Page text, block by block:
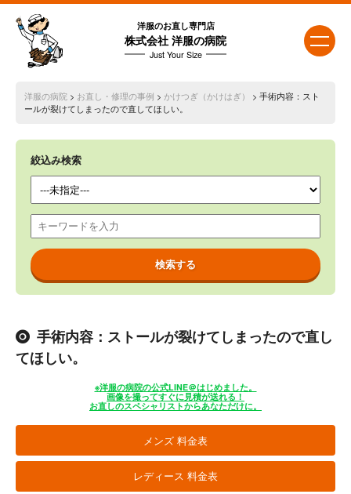
洋服のお直し専門店
株式会社 洋服の病院
Just Your Size
洋服の病院 > お直し・修理の事例 > かけつぎ（かけはぎ）
> 手術内容：スト
ールが裂けてしまったので直してほしい。
絞込み検索
手術内容：ストールが裂けてしまったので直し
てほしい。
※洋服の病院の公式LINE＠はじめました。
画像を撮ってすぐに見積が送れる！
お直しのスペシャリストからあなただけに。
メンズ 料金表
レディース 料金表